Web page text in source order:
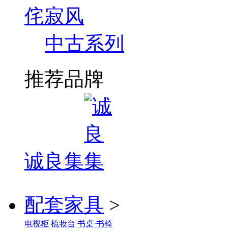
侘寂风
中古系列
推荐品牌
诚良集
配套家具 >
电视柜 梳妆台 书桌·书椅